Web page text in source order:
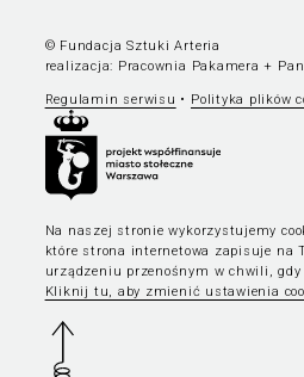
© Fundacja Sztuki Arteria
realizacja: Pracownia Pakamera +
Regulamin serwisu • Polityka plików
Na naszej stronie wykorzystujemy
które strona internetowa zapisuje na
urządzeniu przenośnym w chwili,
Kliknij tu, aby zmienić ustawienia